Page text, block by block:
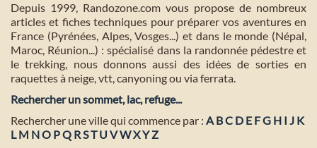
Depuis 1999, Randozone.com vous propose de nombreux
articles et fiches techniques pour préparer vos aventures en
France (Pyrénées, Alpes, Vosges...) et dans le monde (Népal,
Maroc, Réunion...) : spécialisé dans la randonnée pédestre et
le trekking, nous donnons aussi des idées de sorties en
raquettes à neige, vtt, canyoning ou via ferrata.
Rechercher un sommet, lac, refuge...
Rechercher une ville qui commence par : A BC D E FG H I J K
L M NO PQ RST U VWXYZ